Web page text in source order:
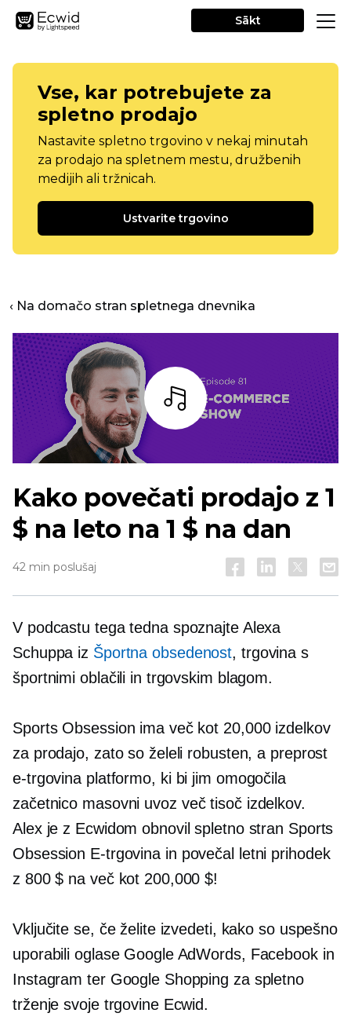
Sākt
Vse, kar potrebujete za
spletno prodajo
Nastavite spletno trgovino v nekaj minutah
za prodajo na spletnem mestu, družbenih
medijih ali tržnicah.
Ustvarite trgovino
‹ Na domačo stran spletnega dnevnika
Kako povečati prodajo z 1
$ na leto na 1 $ na dan
42 min poslušaj
V podcastu tega tedna spoznajte Alexa
Schuppa iz Športna obsedenost, trgovina s
športnimi oblačili in trgovskim blagom.
Sports Obsession ima več kot 20,000 izdelkov
za prodajo, zato so želeli robusten, a preprost
e-trgovina platformo, ki bi jim omogočila
začetnico masovni uvoz več tisoč izdelkov.
Alex je z Ecwidom obnovil spletno stran Sports
Obsession E-trgovina in povečal letni prihodek
z 800 $ na več kot 200,000 $!
Vključite se, če želite izvedeti, kako so uspešno
uporabili oglase Google AdWords, Facebook in
Instagram ter Google Shopping za spletno
trženje svoje trgovine Ecwid.